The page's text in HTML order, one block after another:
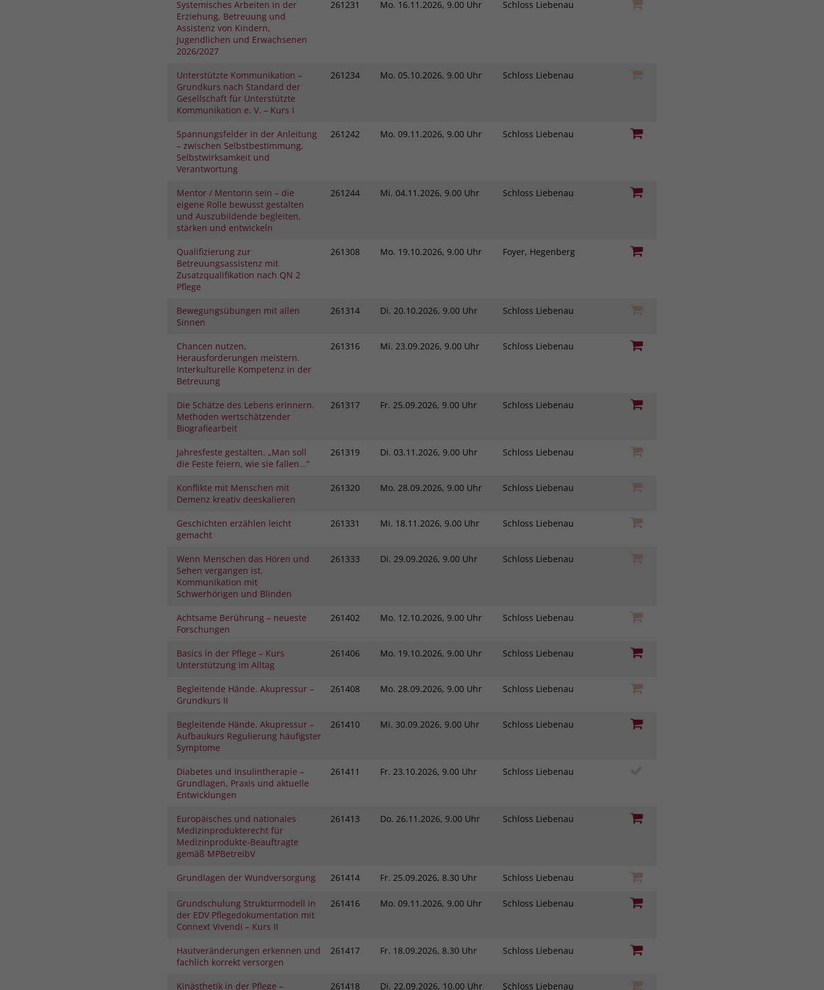
Systemisches Arbeiten in der
Erziehung, Betreuung und
Assistenz von Kindern,
Jugendlichen und Erwachsenen
2026/2027
261231 Mo. 16.11.2026, 9.00 Uhr Schloss Liebenau
Unterstützte Kommunikation –
Grundkurs nach Standard der
Gesellschaft für Unterstützte
Kommunikation e. V. – Kurs I
261234 Mo. 05.10.2026, 9.00 Uhr Schloss Liebenau
Spannungsfelder in der Anleitung
– zwischen Selbstbestimmung,
Selbstwirksamkeit und
Verantwortung
261242 Mo. 09.11.2026, 9.00 Uhr Schloss Liebenau
Mentor / Mentorin sein – die
eigene Rolle bewusst gestalten
und Auszubildende begleiten,
stärken und entwickeln
261244 Mi. 04.11.2026, 9.00 Uhr Schloss Liebenau
Qualifizierung zur
Betreuungsassistenz mit
Zusatzqualifikation nach QN 2
Pflege
261308 Mo. 19.10.2026, 9.00 Uhr Foyer, Hegenberg
Bewegungsübungen mit allen
Sinnen
261314 Di. 20.10.2026, 9.00 Uhr Schloss Liebenau
Chancen nutzen,
Herausforderungen meistern.
Interkulturelle Kompetenz in der
Betreuung
261316 Mi. 23.09.2026, 9.00 Uhr Schloss Liebenau
Die Schätze des Lebens erinnern.
Methoden wertschätzender
Biografiearbeit
261317 Fr. 25.09.2026, 9.00 Uhr Schloss Liebenau
Jahresfeste gestalten. „Man soll
die Feste feiern, wie sie fallen...“
261319 Di. 03.11.2026, 9.00 Uhr Schloss Liebenau
Konflikte mit Menschen mit
Demenz kreativ deeskalieren
261320 Mo. 28.09.2026, 9.00 Uhr Schloss Liebenau
Geschichten erzählen leicht
gemacht
261331 Mi. 18.11.2026, 9.00 Uhr Schloss Liebenau
Wenn Menschen das Hören und
Sehen vergangen ist.
Kommunikation mit
Schwerhörigen und Blinden
261333 Di. 29.09.2026, 9.00 Uhr Schloss Liebenau
Achtsame Berührung – neueste
Forschungen
261402 Mo. 12.10.2026, 9.00 Uhr Schloss Liebenau
Basics in der Pflege – Kurs
Unterstützung im Alltag
261406 Mo. 19.10.2026, 9.00 Uhr Schloss Liebenau
Begleitende Hände. Akupressur –
Grundkurs II
261408 Mo. 28.09.2026, 9.00 Uhr Schloss Liebenau
Begleitende Hände. Akupressur –
Aufbaukurs Regulierung häufigster
Symptome
261410 Mi. 30.09.2026, 9.00 Uhr Schloss Liebenau
Diabetes und Insulintherapie –
Grundlagen, Praxis und aktuelle
Entwicklungen
261411 Fr. 23.10.2026, 9.00 Uhr Schloss Liebenau
Europäisches und nationales
Medizinprodukterecht für
Medizinprodukte-Beauftragte
gemäß MPBetreibV
261413 Do. 26.11.2026, 9.00 Uhr Schloss Liebenau
Grundlagen der Wundversorgung 261414 Fr. 25.09.2026, 8.30 Uhr Schloss Liebenau
Grundschulung Strukturmodell in
der EDV Pflegedokumentation mit
Connext Vivendi – Kurs II
261416 Mo. 09.11.2026, 9.00 Uhr Schloss Liebenau
Hautveränderungen erkennen und
fachlich korrekt versorgen
261417 Fr. 18.09.2026, 8.30 Uhr Schloss Liebenau
Kinästhetik in der Pflege – 261418 Di. 22.09.2026, 10.00 Uhr Schloss Liebenau